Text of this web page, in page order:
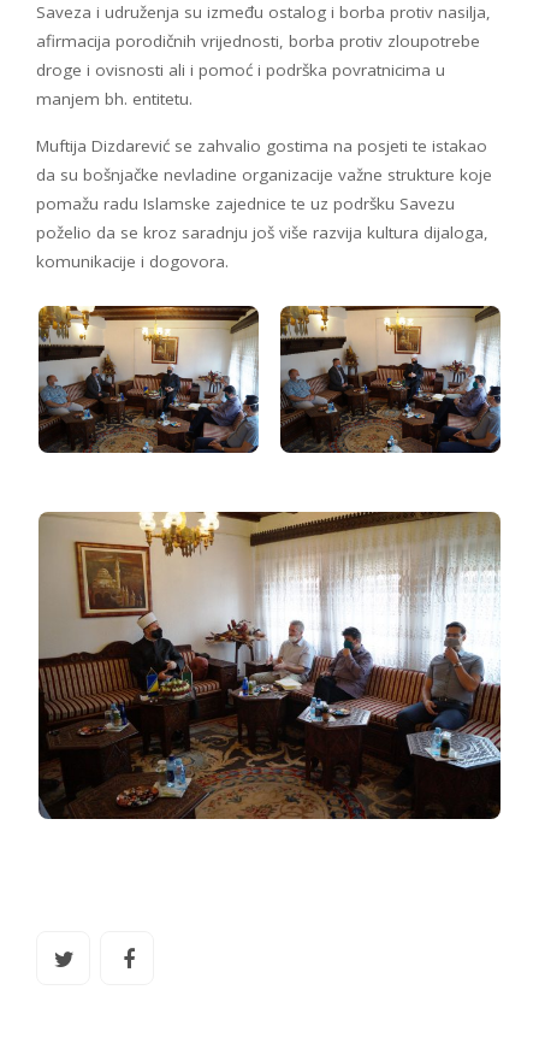
Saveza i udruženja su između ostalog i borba protiv nasilja,
afirmacija porodičnih vrijednosti, borba protiv zloupotrebe
droge i ovisnosti ali i pomoć i podrška povratnicima u
manjem bh. entitetu.
Muftija Dizdarević se zahvalio gostima na posjeti te istakao
da su bošnjačke nevladine organizacije važne strukture koje
pomažu radu Islamske zajednice te uz podršku Savezu
poželio da se kroz saradnju još više razvija kultura dijaloga,
komunikacije i dogovora.